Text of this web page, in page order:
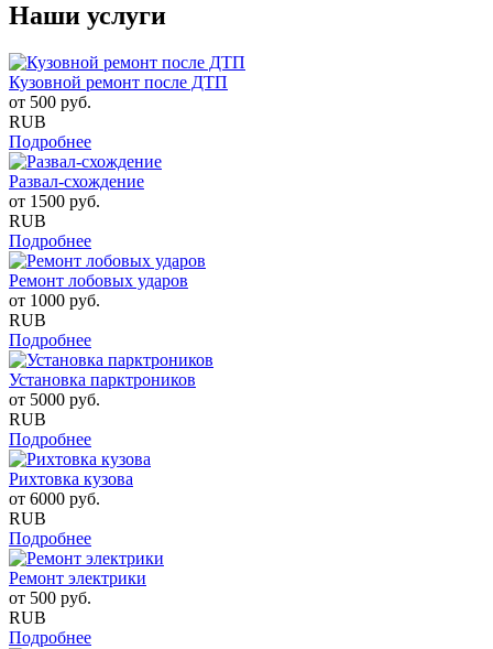
Наши услуги
Кузовной ремонт после ДТП
от 500 руб.
RUB
Подробнее
Развал-схождение
от 1500 руб.
RUB
Подробнее
Ремонт лобовых ударов
от 1000 руб.
RUB
Подробнее
Установка парктроников
от 5000 руб.
RUB
Подробнее
Рихтовка кузова
от 6000 руб.
RUB
Подробнее
Ремонт электрики
от 500 руб.
RUB
Подробнее